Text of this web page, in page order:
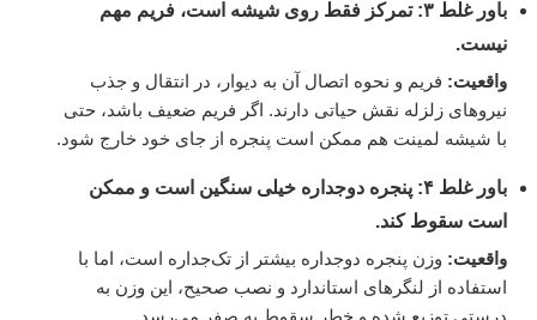
باور غلط ۳: تمرکز فقط روی شیشه است، فریم مهم
نیست.
واقعیت: فریم و نحوه اتصال آن به دیوار، در انتقال و جذب
نیروهای زلزله نقش حیاتی دارند. اگر فریم ضعیف باشد، حتی
با شیشه لمینت هم ممکن است پنجره از جای خود خارج شود.
باور غلط ۴: پنجره دوجداره خیلی سنگین است و ممکن
است سقوط کند.
واقعیت: وزن پنجره دوجداره بیشتر از تک‌جداره است، اما با
استفاده از لنگرهای استاندارد و نصب صحیح، این وزن به
درستی توزیع شده و خطر سقوط به صفر می‌رسد.